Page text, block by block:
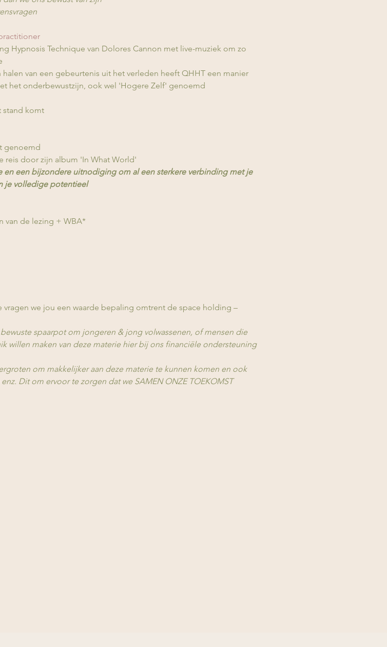
Hypnosis Technique van Dolores Cannon met live-muziek om zo
van een gebeurtenis uit het verleden heeft QHHT een manier
het onderbewustzijn, ook wel 'Hogere Zelf' genoemd
stand komt
genoemd
reis door zijn album 'In What World'
en een bijzondere uitnodiging om al een sterkere verbinding met je
je volledige potentieel
van de lezing + WBA*
we jou een waarde bepaling omtrent de space holding –
spaarpot om jongeren & jong volwassenen, of mensen die
willen maken van deze materie hier bij ons financiële ondersteuning
om makkelijker aan deze materie te kunnen komen en ook
Dit om ervoor te zorgen dat we SAMEN ONZE TOEKOMST